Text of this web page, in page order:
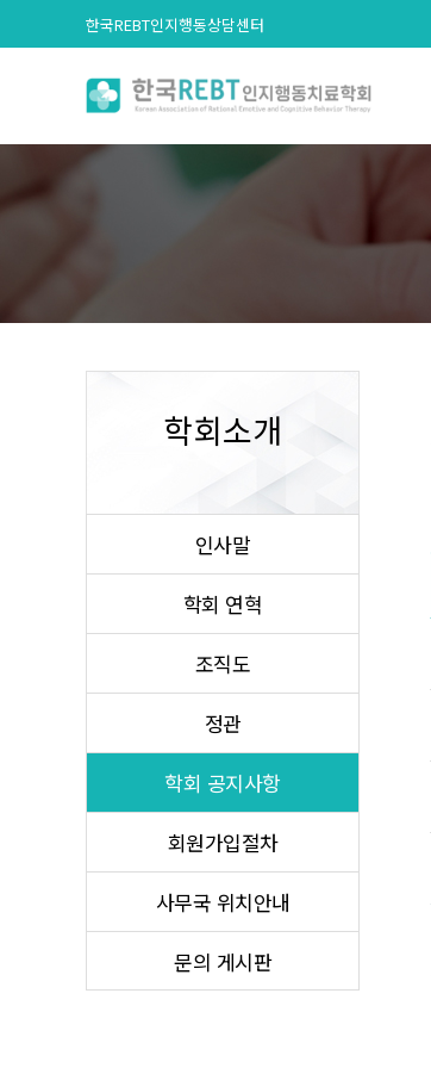
한국REBT인지행동상담센터
학회소개
인사말
학회 연혁
조직도
정관
학회 공지사항
회원가입절차
사무국 위치안내
문의 게시판